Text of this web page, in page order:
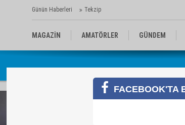
Günün Haberleri Tekzip
MAGAZİN AMATÖRLER GÜNDEM
FACEBOOK'TA